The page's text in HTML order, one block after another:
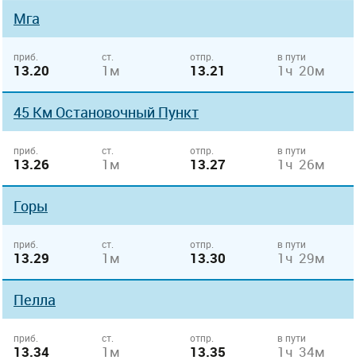
Мга
приб.
13.20
ст.
1м
отпр.
13.21
в пути
1ч 20м
45 Км Остановочный Пункт
приб.
13.26
ст.
1м
отпр.
13.27
в пути
1ч 26м
Горы
приб.
13.29
ст.
1м
отпр.
13.30
в пути
1ч 29м
Пелла
приб.
13.34
ст.
1м
отпр.
13.35
в пути
1ч 34м